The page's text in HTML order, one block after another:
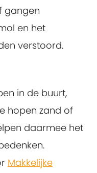
gangen
en het
verstoord.
in de buurt,
hopen zand of
daarmee het
Makkelijke